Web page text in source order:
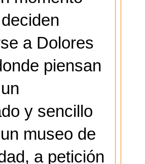
a Dolores
piensan
y sencillo
museo de
a petición